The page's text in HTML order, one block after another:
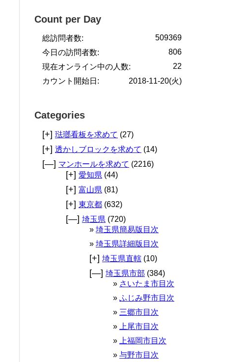
Count per Day
509369
総訪問者数:
806
今日の訪問者数:
22
現在オンライン中の人数:
2018-11-20(火)
カウント開始日:
Categories
[+] 琺瑯看板を求めて (27)
[+] 透かしブロックを求めて (14)
[—] マンホールを求めて (2216)
[+] 愛知県 (44)
[+] 富山県 (81)
[+] 東京都 (632)
[—] 埼玉県 (720)
埼玉県簡易版目次
埼玉県詳細版目次
[+] 埼玉県直轄 (10)
[—] 埼玉県市部 (384)
さいたま市目次
ふじみ野市目次
三郷市目次
上尾市目次
上福岡市目次
与野市目次